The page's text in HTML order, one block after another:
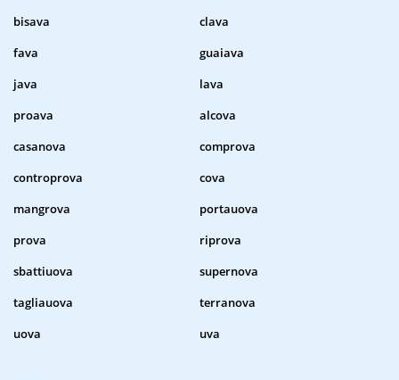
bisava
clava
fava
guaiava
java
lava
proava
alcova
casanova
comprova
controprova
cova
mangrova
portauova
prova
riprova
sbattiuova
supernova
tagliauova
terranova
uova
uva